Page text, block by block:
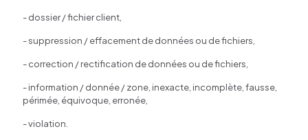
- dossier / fichier client,
- suppression / effacement de données ou de fichiers,
- correction / rectification de données ou de fichiers,
- information / donnée / zone, inexacte, incomplète, fausse,
périmée, équivoque, erronée,
- violation.